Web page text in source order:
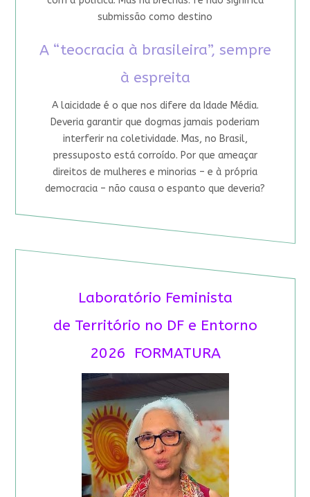
submissão como destino
A “teocracia à brasileira”, sempre
à espreita
A laicidade é o que nos difere da Idade Média.
Deveria garantir que dogmas jamais poderiam
interferir na coletividade. Mas, no Brasil,
pressuposto está corroído. Por que ameaçar
direitos de mulheres e minorias – e à própria
democracia – não causa o espanto que deveria?
Laboratório Feminista
de Território no DF e Entorno
2026 FORMATURA